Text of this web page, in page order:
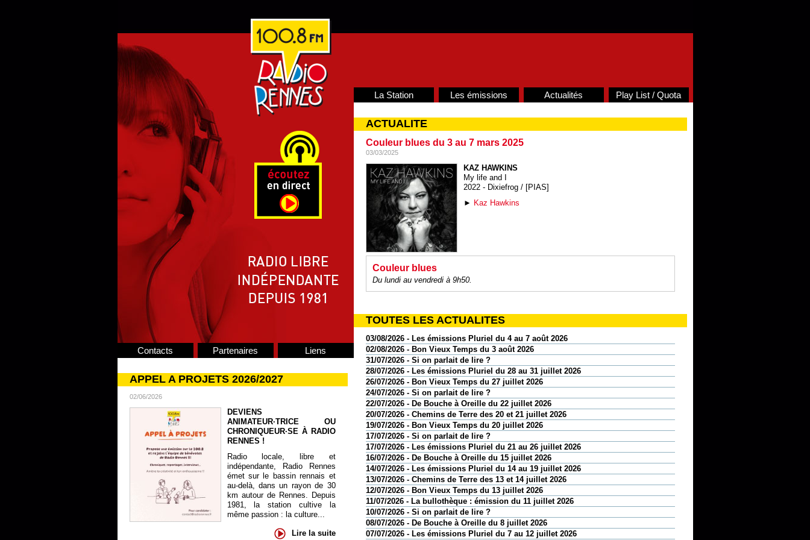
Contacts Partenaires Liens
APPEL A PROJETS 2026/2027
02/06/2026
DEVIENS
ANIMATEUR·TRICE OU
CHRONIQUEUR·SE À RADIO
RENNES !
Radio locale, libre et
indépendante, Radio Rennes
émet sur le bassin rennais et
au-delà, dans un rayon de 30
km autour de Rennes. Depuis
1981, la station cultive la
même passion : la culture...
Lire la suite
La Station Les émissions Actualités Play List / Quota
ACTUALITE
Couleur blues du 3 au 7 mars 2025
03/03/2025
KAZ HAWKINS
My life and I
2022 - Dixiefrog / [PIAS]
► Kaz Hawkins
Couleur blues
Du lundi au vendredi à 9h50.
TOUTES LES ACTUALITES
03/08/2026 - Les émissions Pluriel du 4 au 7 août 2026
02/08/2026 - Bon Vieux Temps du 3 août 2026
31/07/2026 - Si on parlait de lire ?
28/07/2026 - Les émissions Pluriel du 28 au 31 juillet 2026
26/07/2026 - Bon Vieux Temps du 27 juillet 2026
24/07/2026 - Si on parlait de lire ?
22/07/2026 - De Bouche à Oreille du 22 juillet 2026
20/07/2026 - Chemins de Terre des 20 et 21 juillet 2026
19/07/2026 - Bon Vieux Temps du 20 juillet 2026
17/07/2026 - Si on parlait de lire ?
17/07/2026 - Les émissions Pluriel du 21 au 26 juillet 2026
16/07/2026 - De Bouche à Oreille du 15 juillet 2026
14/07/2026 - Les émissions Pluriel du 14 au 19 juillet 2026
13/07/2026 - Chemins de Terre des 13 et 14 juillet 2026
12/07/2026 - Bon Vieux Temps du 13 juillet 2026
11/07/2026 - La bullothèque : émission du 11 juillet 2026
10/07/2026 - Si on parlait de lire ?
08/07/2026 - De Bouche à Oreille du 8 juillet 2026
07/07/2026 - Les émissions Pluriel du 7 au 12 juillet 2026